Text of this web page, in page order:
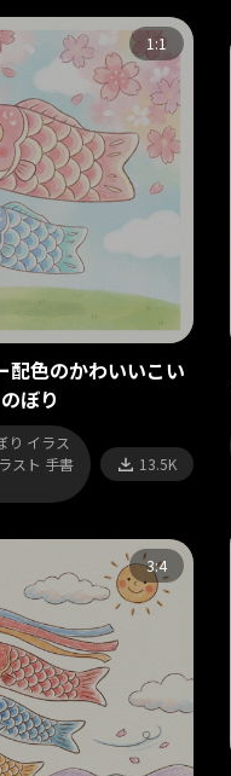
1:1
色のかわいいこい
のぼり
り イラス
スト 手書
13.5K
3:4